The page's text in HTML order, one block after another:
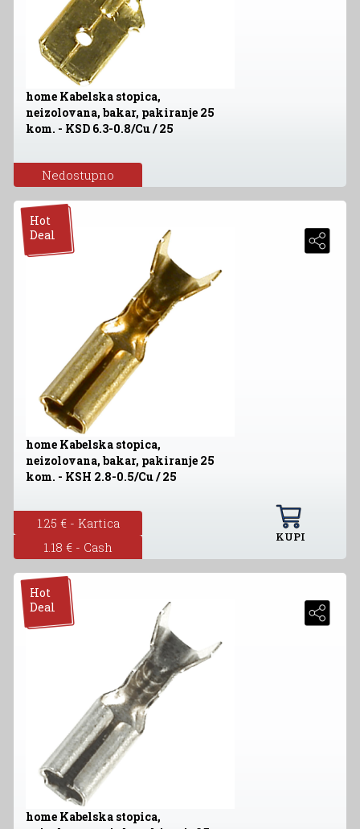
home Kabelska stopica,
neizolovana, bakar, pakiranje 25
kom. - KSD 6.3-0.8/Cu / 25
Nedostupno
Hot
Deal
home Kabelska stopica,
neizolovana, bakar, pakiranje 25
kom. - KSH 2.8-0.5/Cu / 25
1.25 € - Kartica
1.18 € - Cash
KUPI
Hot
Deal
home Kabelska stopica,